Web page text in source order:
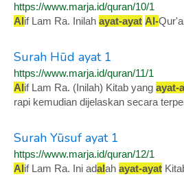
https://www.marja.id/quran/10/1
Alif Lam Ra. Inilah ayat-ayat Al-
Surah Hūd ayat 1
https://www.marja.id/quran/11/1
Alif Lam Ra. (Inilah) Kitab yang ayat-
rapi kemudian dijelaskan secara
Surah Yūsuf ayat 1
https://www.marja.id/quran/12/1
Alif Lam Ra. Ini adalah ayat-ayat